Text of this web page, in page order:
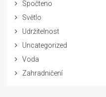
Spočteno
Světlo
Udržitelnost
Uncategorized
Voda
Zahradničení